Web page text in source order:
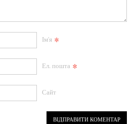
Ім'я *
Ел. пошта *
Сайт